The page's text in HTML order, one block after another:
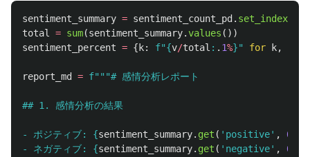
sentiment_summary = sentiment_count_pd . set_index
total
= sum(sentiment_summary.values ())
sentiment_percent = { k: f"{v/total : . 1%}" for k,
report_md = f"""# 感情分析レポート
## 1. 感情分析の結果
- ポジティブ: {sentiment_summary. get ( ' positive' , 0
- ネガティブ: {sentiment_summary. get ( ' negative' , 0